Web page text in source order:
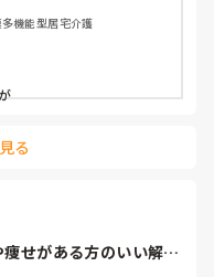
機能型居宅介護
名で、その中に介助
をこなすので
る
せがある方のいい解決